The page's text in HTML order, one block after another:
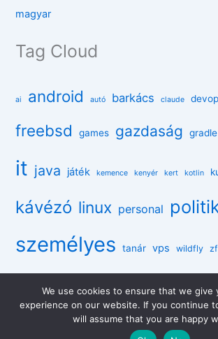
magyar
Tag Cloud
ai android autó barkács claude
freebsd games gazdaság gradle
it java játék kemence kenyér kert kotlin
kávézó linux personal
személyes tanár vps wildfly
Copyright © 2026 enaplo.hu | Powered by
Theme
We use cookies to ensure that we give
experience on our website. If you continue
will assume that you are happy